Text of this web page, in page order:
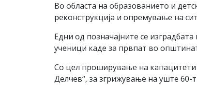
Во областа на образованието и
реконструкција и опремување на
Едни од позначајните се
ученици каде за првпат во
Со цел проширување на капацитети
Делчев“, за згрижување на уште 60-